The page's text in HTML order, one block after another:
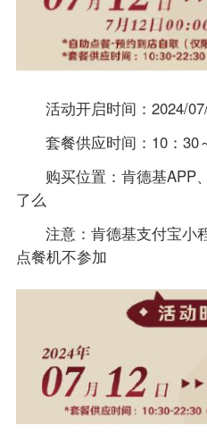
活动开启时间：2024/
套餐供应时间：10：30
购买位置：肯德基APP
了么
注意：肯德基支付宝小
点餐机不参加